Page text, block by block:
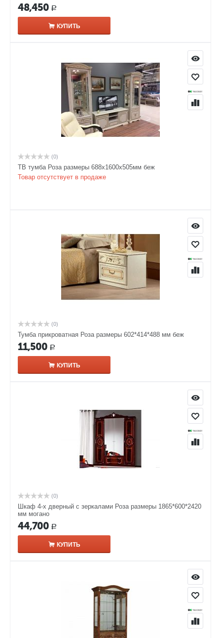
48,450 Р
КУПИТЬ
(0)
ТВ тумба Роза размеры 688x1600x505мм беж
Товар отсутствует в продаже
(0)
Тумба прикроватная Роза размеры 602*414*488 мм беж
11,500 Р
КУПИТЬ
(0)
Шкаф 4-х дверный с зеркалами Роза размеры 1865*600*2420
мм могано
44,700 Р
КУПИТЬ